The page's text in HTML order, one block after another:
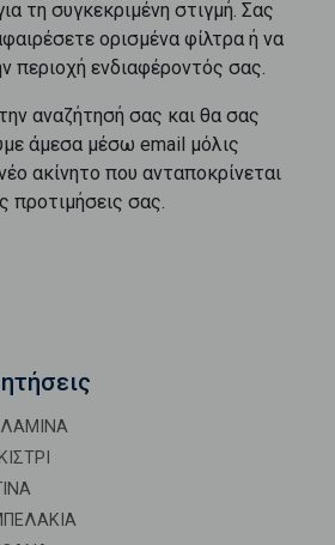
τη συγκεκριμένη στιγμή. Σας
ορισμένα φίλτρα ή να
περιοχή ενδιαφέροντός σας.
αναζήτησή σας και θα σας
άμεσα μέσω email μόλις
ακίνητο που ανταποκρίνεται
προτιμήσεις σας.